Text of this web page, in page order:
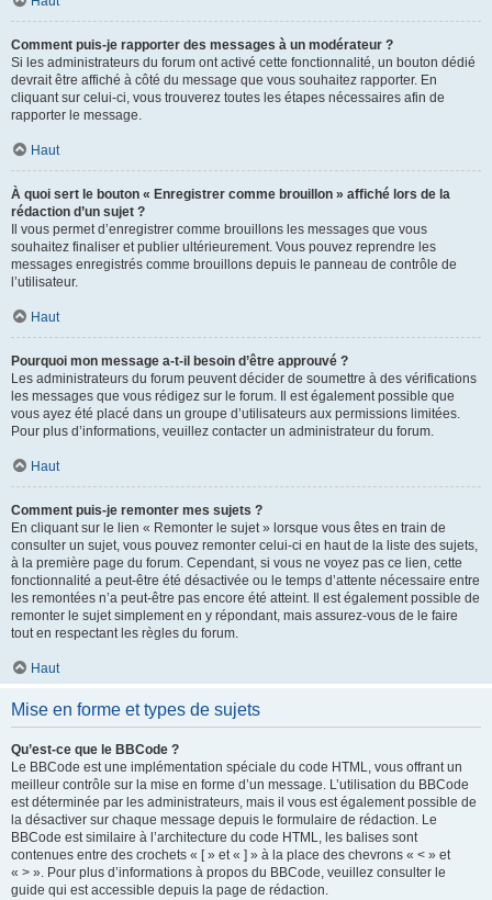
Comment puis-je rapporter des messages à un modérateur ?
Si les administrateurs du forum ont activé cette fonctionnalité, un bouton dédié
devrait être affiché à côté du message que vous souhaitez rapporter. En
cliquant sur celui-ci, vous trouverez toutes les étapes nécessaires afin de
rapporter le message.
Haut
À quoi sert le bouton « Enregistrer comme brouillon » affiché lors de la
rédaction d’un sujet ?
Il vous permet d’enregistrer comme brouillons les messages que vous
souhaitez finaliser et publier ultérieurement. Vous pouvez reprendre les
messages enregistrés comme brouillons depuis le panneau de contrôle de
l’utilisateur.
Haut
Pourquoi mon message a-t-il besoin d’être approuvé ?
Les administrateurs du forum peuvent décider de soumettre à des vérifications
les messages que vous rédigez sur le forum. Il est également possible que
vous ayez été placé dans un groupe d’utilisateurs aux permissions limitées.
Pour plus d’informations, veuillez contacter un administrateur du forum.
Haut
Comment puis-je remonter mes sujets ?
En cliquant sur le lien « Remonter le sujet » lorsque vous êtes en train de
consulter un sujet, vous pouvez remonter celui-ci en haut de la liste des sujets,
à la première page du forum. Cependant, si vous ne voyez pas ce lien, cette
fonctionnalité a peut-être été désactivée ou le temps d’attente nécessaire entre
les remontées n’a peut-être pas encore été atteint. Il est également possible de
remonter le sujet simplement en y répondant, mais assurez-vous de le faire
tout en respectant les règles du forum.
Haut
Mise en forme et types de sujets
Qu’est-ce que le BBCode ?
Le BBCode est une implémentation spéciale du code HTML, vous offrant un
meilleur contrôle sur la mise en forme d’un message. L’utilisation du BBCode
est déterminée par les administrateurs, mais il vous est également possible de
la désactiver sur chaque message depuis le formulaire de rédaction. Le
BBCode est similaire à l’architecture du code HTML, les balises sont
contenues entre des crochets « [ » et « ] » à la place des chevrons « < » et
« > ». Pour plus d’informations à propos du BBCode, veuillez consulter le
guide qui est accessible depuis la page de rédaction.